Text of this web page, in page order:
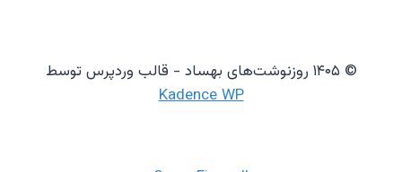
© ۱۴۰۵ روزنوشت‌های بهساد - قالب وردپرس توسط
Kadence WP